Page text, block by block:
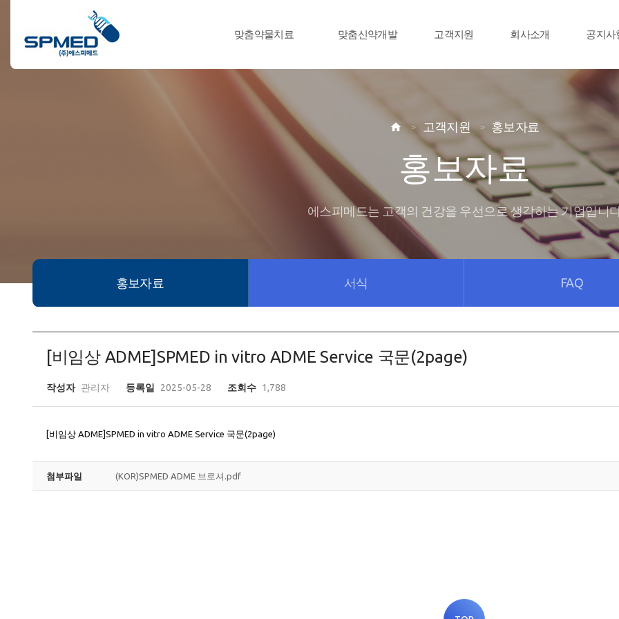
맞춤약물치료 맞춤신약개발 고객지원 회사소개 공지사
 고객지원 홍보자료
홍보자료
에스피메드는 고객의 건강을 우선으로 생각하는 기업입니
홍보자료 서식 FAQ
[비임상 ADME]SPMED in vitro ADME Service 국문(2page)
작성자 관리자 등록일 2025-05-28 조회수 1,788
[비임상 ADME]SPMED in vitro ADME Service 국문(2page)
첨부파일 (KOR)SPMED ADME 브로셔.pdf